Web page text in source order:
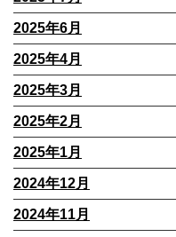
2025年6月
2025年4月
2025年3月
2025年2月
2025年1月
2024年12月
2024年11月